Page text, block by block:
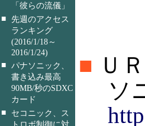
「彼らの流儀」
■ 先週のアクセス
ランキング
(2016/1/18～
2016/1/24)
■ パナソニック、
書き込み最高
90MB/秒のSDXC
カード
■
セコニック、ス
■ Ｕ
ソ